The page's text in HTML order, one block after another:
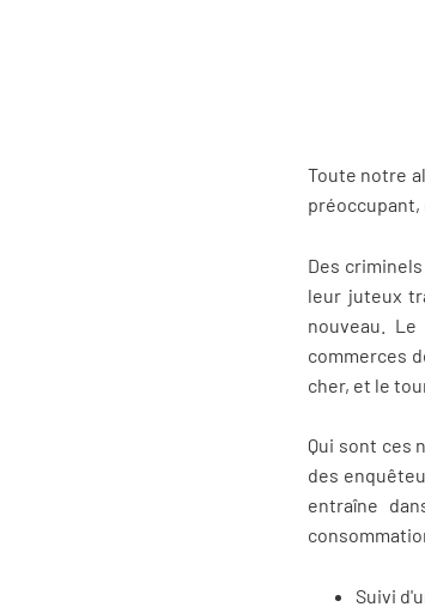
Toute notre
préoccupant,
Des
leur juteux
nouveau.
commerces
cher, et le
Qui sont ces
des
entraîne
Suivi